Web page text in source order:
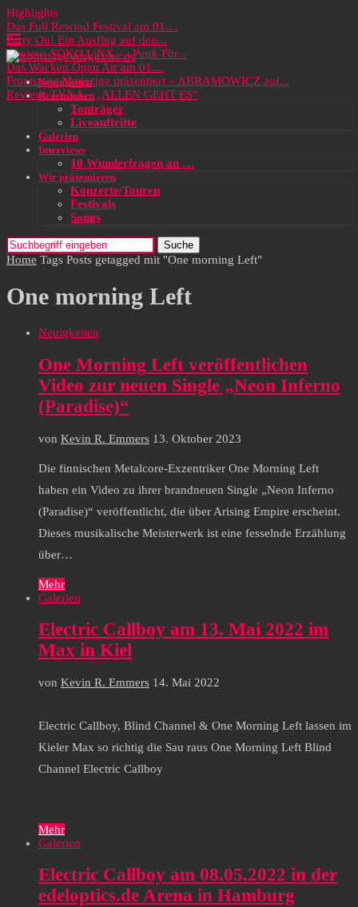
Highlights
Das Full Rewind Festival am 01....
Party On! Ein Ausflug auf den...
Review: SOKO LiNX – „Punk Für...
Das Wacken Open Air am 01....
Frontstage Magazine präsentiert – ABRAMOWICZ auf...
Review: TYNA – „ALLEN GEHT ES“
Neuigkeiten
Rezensionen
Tonträger
Liveauftritte
Galerien
Interviews
10 Wunderfragen an …
Wir präsentieren
Konzerte/Touren
Festivals
Songs
Suche
Home Tags Posts getagged mit "One morning Left"
One morning Left
Neuigkeiten
One Morning Left veröffentlichen
Video zur neuen Single „Neon Inferno
(Paradise)“
von Kevin R. Emmers 13. Oktober 2023
Die finnischen Metalcore-Exzentriker One Morning Left
haben ein Video zu ihrer brandneuen Single „Neon Inferno
(Paradise)“ veröffentlicht, die über Arising Empire erscheint.
Dieses musikalische Meisterwerk ist eine fesselnde Erzählung
über…
Mehr
Galerien
Electric Callboy am 13. Mai 2022 im
Max in Kiel
von Kevin R. Emmers 14. Mai 2022
Electric Callboy, Blind Channel & One Morning Left lassen im
Kieler Max so richtig die Sau raus One Morning Left Blind
Channel Electric Callboy
Mehr
Galerien
Electric Callboy am 08.05.2022 in der
edeloptics.de Arena in Hamburg